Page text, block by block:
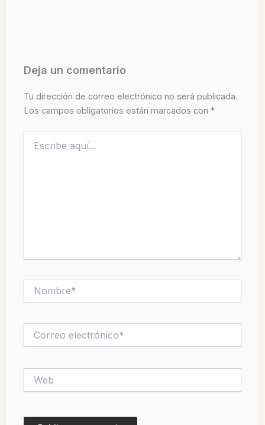
Deja un comentario
Tu dirección de correo electrónico no será publicada.
Los campos obligatorios están marcados con *
aquí...
electrónico*